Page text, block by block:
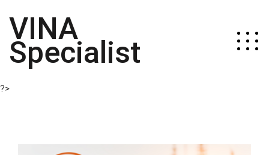
VINA
Specialist
?>